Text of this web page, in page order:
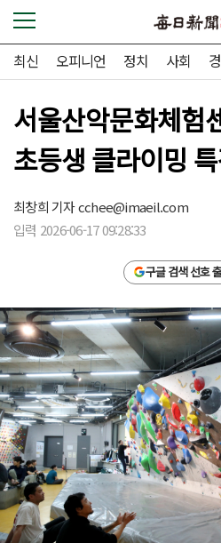
최신 오피니언 정치 사회
서울산악문화체험
초등생 클라이밍
최창희 기자cchee@imaeil.com
입력 2026-06-17 09:28:33
구글 검색 선호